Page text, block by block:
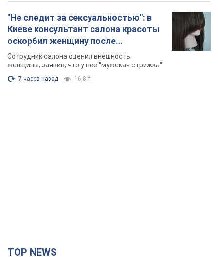
Россия ударила по Киевщине дронами: погибли